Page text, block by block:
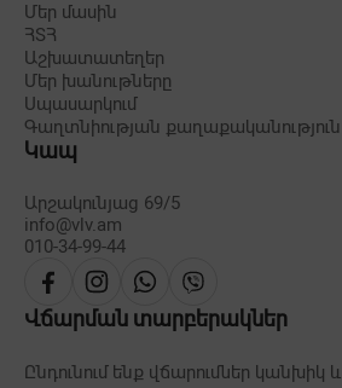
Մեր մասին
ՀՏՀ
Աշխատատեղեր
Մեր խանութները
Սպասարկում
Գաղտնիության քաղաքականություն
Կապ
Արշակունյաց 69/5
info@vlv.am
010-34-99-44
Վճարման տարբերակներ
Ընդունում ենք վճարումներ կանխիկ և